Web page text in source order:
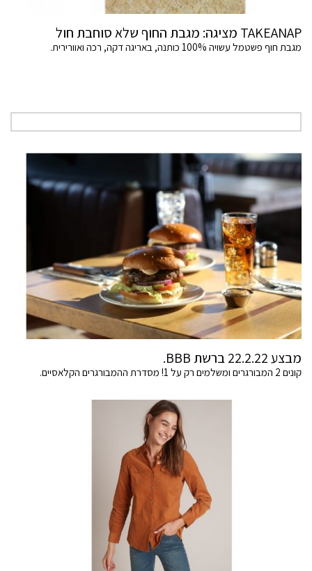
TAKEANAP מציגה: מגבת החוף שלא סוחבת חול
מגבת חוף פשטמל עשויה 100% כותנה, באריגה דקה, רכה ואוורירית.
מבצע 22.2.22 ברשת BBB.
קונים 2 המבורגרים ומשלמים רק על 1! מסדרת ההמבורגרים הקלאסיים.